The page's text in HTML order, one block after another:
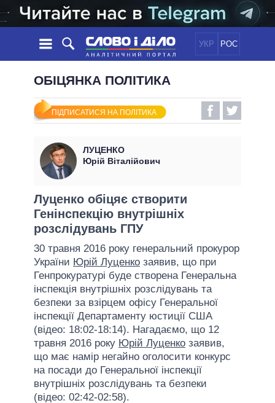
УКР РОС
НОВИНИ
СТРІЧКА
ПОДІЇ
СТАТТІ
ДУМКИ
ОГЛЯДИ
ДАЙДЖЕСТИ
ПОЛІТИКА
ЕКОНОМІКА
СВІТ
ОБIЦЯНКИ
УСІ ПОЛІТИКИ
ПРЕЗИДЕНТ І ОФІС
ВЕРХОВНА РАДА
КАБІНЕТ МІНІСТРІВ
ГОЛОВИ ОБЛАДМІНІСТРАЦІЙ
МЕРИ МІСТ
ВСІ ПЕРСОНИ
ІНФОГРАФІКА
ПІДТРИМАТИ
ОБІЦЯНКА ПОЛІТИКА
ПІДПИСАТИСЯ НА ПОЛІТИКА
ЛУЦЕНКО
Юрій Віталійович
Луценко обіцяє створити
Генінспекцію внутрішніх
розслідувань ГПУ
30 травня 2016 року генеральний прокурор
України Юрій Луценко заявив, що при
Генпрокуратурі буде створена Генеральна
інспекція внутрішніх розслідувань та
безпеки за взірцем офісу Генеральної
інспекції Департаменту юстиції США
(відео: 18:02-18:14). Нагадаємо, що 12
травня 2016 року Юрій Луценко заявив,
що має намір негайно оголосити конкурс
на посади до Генеральної інспекції
внутрішніх розслідувань та безпеки
(відео: 02:42-02:58).